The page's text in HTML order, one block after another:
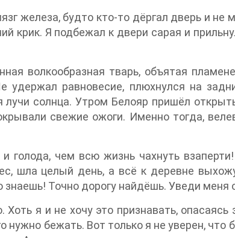
железа, будто кто-то дёргал дверь и не
крик. Я подбежал к двери сарая и
волкообразная тварь, объятая
равновесие, плюхнулся на
солнца. Утром Белояр пришёл
свежие ожоги. Именно тогда,
чем всю жизнь чахнуть
шла целый день, а всё к деревне
Точно дорогу найдёшь. Уведи меня
я и не хочу это признавать, опасаясь
бежать. Вот только я не уверен, что